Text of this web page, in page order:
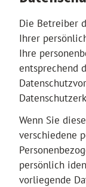
Die Betreiber
Ihrer
Ihre
entsprechend
Wenn Sie
verschiedene
persönlich
vorliegende